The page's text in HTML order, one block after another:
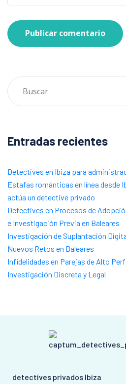
Publicar comentario
Entradas recientes
Detectives en Ibiza para
Estafas románticas en línea desde
actúa un detective privado
Detectives en Procesos de
e Investigación Previa en Baleares
Investigación de Suplantación
Nuevos Retos en Baleares
Infidelidades en Parejas de Alto
Investigación Discreta y Legal
detectives privados Ibiza